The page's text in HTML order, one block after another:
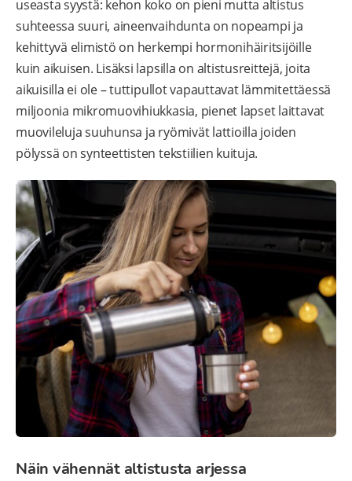
useasta syystä: kehon koko on pieni mutta altistus
suhteessa suuri, aineenvaihdunta on nopeampi ja
kehittyvä elimistö on herkempi hormonihäiritsijöille
kuin aikuisen. Lisäksi lapsilla on altistusreittejä, joita
aikuisilla ei ole – tuttipullot vapauttavat lämmitettäessä
miljoonia mikromuovihiukkasia, pienet lapset laittavat
muovileluja suuhunsa ja ryömivät lattioilla joiden
pölyssä on synteettisten tekstiilien kuituja.
Näin vähennät altistusta arjessa